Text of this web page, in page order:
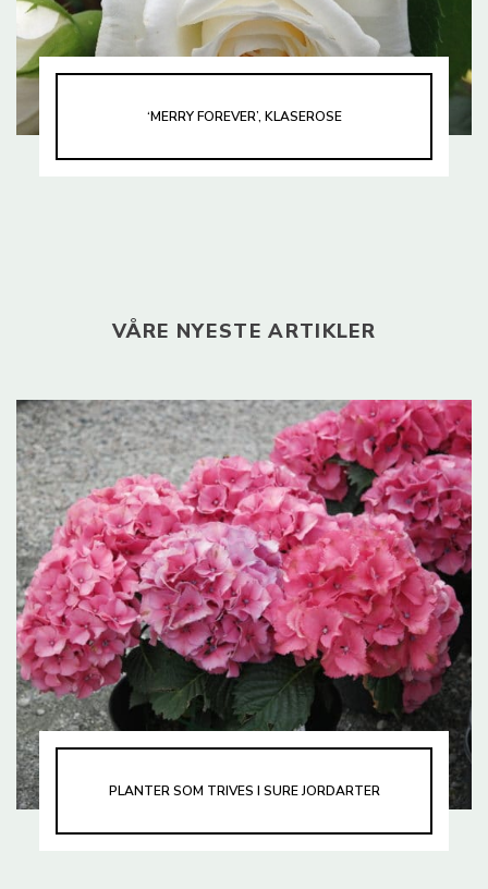
‘MERRY FOREVER’, KLASEROSE
VÅRE NYESTE ARTIKLER
PLANTER SOM TRIVES I SURE JORDARTER